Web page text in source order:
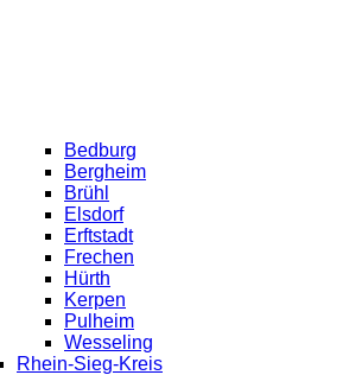
Bedburg
Bergheim
Brühl
Elsdorf
Erftstadt
Frechen
Hürth
Kerpen
Pulheim
Wesseling
Rhein-Sieg-Kreis